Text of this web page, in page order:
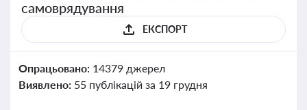
самоврядування
ЕКСПОРТ
Опрацьовано: 14379 джерел
Виявлено: 55 публікацій за 19 грудня